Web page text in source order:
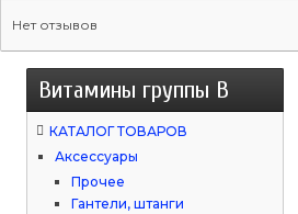
Нет отзывов
Витамины группы B
КАТАЛОГ ТОВАРОВ
Аксессуары
Прочее
Гантели, штанги